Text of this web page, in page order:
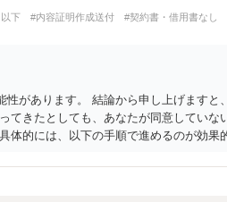
下 #内容証明作成送付 #契約書・借用書なし
があります。 結論から申し上げます
てきたとしても、あなたが同意してい
体的には、以下の手順で進めるのが効
本名や住所の特定を進めてください